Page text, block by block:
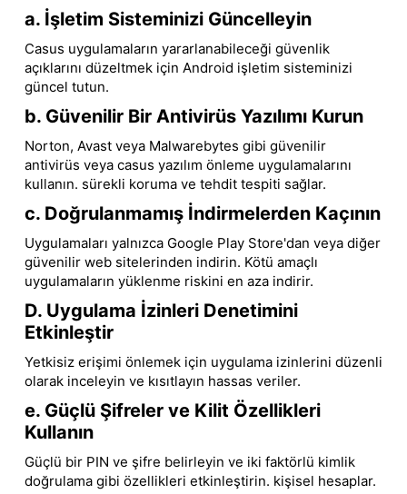
a. İşletim Sisteminizi Güncelleyin
Casus uygulamaların yararlanabileceği güvenlik
açıklarını düzeltmek için Android işletim sisteminizi
güncel tutun.
b. Güvenilir Bir Antivirüs Yazılımı Kurun
Norton, Avast veya Malwarebytes gibi güvenilir
antivirüs veya casus yazılım önleme uygulamalarını
kullanın. sürekli koruma ve tehdit tespiti sağlar.
c. Doğrulanmamış İndirmelerden Kaçının
Uygulamaları yalnızca Google Play Store'dan veya diğer
güvenilir web sitelerinden indirin. Kötü amaçlı
uygulamaların yüklenme riskini en aza indirir.
D. Uygulama İzinleri Denetimini
Etkinleştir
Yetkisiz erişimi önlemek için uygulama izinlerini düzenli
olarak inceleyin ve kısıtlayın hassas veriler.
e. Güçlü Şifreler ve Kilit Özellikleri
Kullanın
Güçlü bir PIN ve şifre belirleyin ve iki faktörlü kimlik
doğrulama gibi özellikleri etkinleştirin. kişisel hesaplar.